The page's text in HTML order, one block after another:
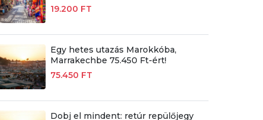
19.200 FT
Egy hetes utazás Marokkóba,
Marrakechbe 75.450 Ft-ért!
75.450 FT
Dobj el mindent: retúr repülőjegy